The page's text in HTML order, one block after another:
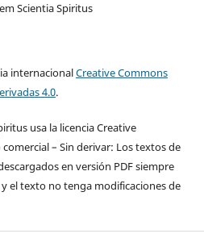
Scientia Spiritus
internacionalCreative Commons
4.0.
usa la licencia Creative
– Sin derivar: Los textos de
en versión PDF siempre
el texto no tenga modificaciones de